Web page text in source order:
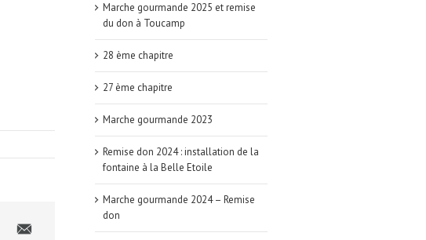
Marche gourmande 2025 et remise
du don à Toucamp
28 ème chapitre
27 ème chapitre
Marche gourmande 2023
Remise don 2024 : installation de la
fontaine à la Belle Etoile
Marche gourmande 2024 – Remise
don